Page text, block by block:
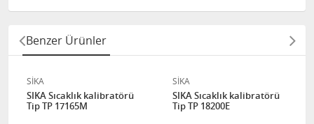
Benzer Ürünler
SİKA
SIKA Sıcaklık kalibratörü
Tip TP 17165M
SİKA
SIKA Sıcaklık kalibratörü
Tip TP 18200E